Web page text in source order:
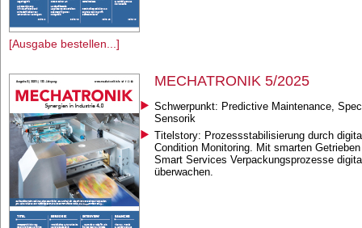
[Ausgabe bestellen...]
MECHATRONIK 5/2025
Schwerpunkt: Predictive Maintenance,
Sensorik
Titelstory: Prozessstabilisierung durch
Condition Monitoring. Mit smarten
Smart Services Verpackungsprozesse
überwachen.